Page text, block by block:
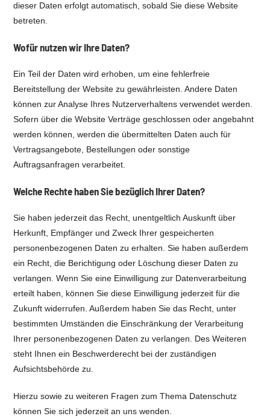
dieser Daten erfolgt automatisch, sobald Sie diese Website
betreten.
Wofür nutzen wir Ihre Daten?
Ein Teil der Daten wird erhoben, um eine fehlerfreie
Bereitstellung der Website zu gewährleisten. Andere Daten
können zur Analyse Ihres Nutzerverhaltens verwendet werden.
Sofern über die Website Verträge geschlossen oder angebahnt
werden können, werden die übermittelten Daten auch für
Vertragsangebote, Bestellungen oder sonstige
Auftragsanfragen verarbeitet.
Welche Rechte haben Sie bezüglich Ihrer Daten?
Sie haben jederzeit das Recht, unentgeltlich Auskunft über
Herkunft, Empfänger und Zweck Ihrer gespeicherten
personenbezogenen Daten zu erhalten. Sie haben außerdem
ein Recht, die Berichtigung oder Löschung dieser Daten zu
verlangen. Wenn Sie eine Einwilligung zur Datenverarbeitung
erteilt haben, können Sie diese Einwilligung jederzeit für die
Zukunft widerrufen. Außerdem haben Sie das Recht, unter
bestimmten Umständen die Einschränkung der Verarbeitung
Ihrer personenbezogenen Daten zu verlangen. Des Weiteren
steht Ihnen ein Beschwerderecht bei der zuständigen
Aufsichtsbehörde zu.
Hierzu sowie zu weiteren Fragen zum Thema Datenschutz
können Sie sich jederzeit an uns wenden.